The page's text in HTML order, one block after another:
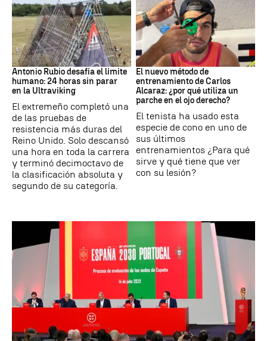
Ultraviking
Antonio Rubio desafía el límite
humano: 24 horas sin parar
en la Ultraviking
El extremeño completó una
de las pruebas de
resistencia más duras del
Reino Unido. Solo descansó
una hora en toda la carrera
y terminó decimoctavo de
la clasificación absoluta y
segundo de su categoría.
Tenis
El nuevo método de
entrenamiento de Carlos
Alcaraz: ¿por qué utiliza un
parche en el ojo derecho?
El tenista ha usado esta
especie de cono en uno de
sus últimos
entrenamientos ¿Para qué
sirve y qué tiene que ver
con su lesión?